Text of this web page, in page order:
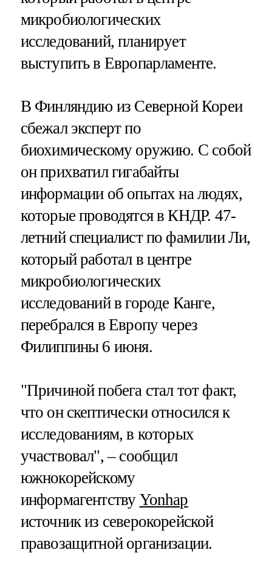
микробиологических
исследований, планирует
выступить в Европарламенте.
В Финляндию из Северной Кореи
сбежал эксперт по
биохимическому оружию. С собой
он прихватил гигабайты
информации об опытах на людях,
которые проводятся в КНДР. 47-
летний специалист по фамилии Ли,
который работал в центре
микробиологических
исследований в городе Канге,
перебрался в Европу через
Филиппины 6 июня.
"Причиной побега стал тот факт,
что он скептически относился к
исследованиям, в которых
участвовал", – сообщил
южнокорейскому
информагентству Yonhap
источник из северокорейской
правозащитной организации.